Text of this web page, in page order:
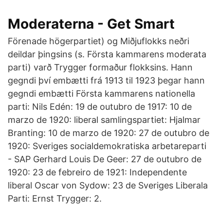
Moderaterna - Get Smart
Förenade högerpartiet) og Miðjuflokks neðri
deildar þingsins (s. Första kammarens moderata
parti) varð Trygger formaður flokksins. Hann
gegndi því embætti frá 1913 til 1923 þegar hann
gegndi embætti Första kammarens nationella
parti: Nils Edén: 19 de outubro de 1917: 10 de
marzo de 1920: liberal samlingspartiet: Hjalmar
Branting: 10 de marzo de 1920: 27 de outubro de
1920: Sveriges socialdemokratiska arbetareparti
- SAP Gerhard Louis De Geer: 27 de outubro de
1920: 23 de febreiro de 1921: Independente
liberal Oscar von Sydow: 23 de Sveriges Liberala
Parti: Ernst Trygger: 2.